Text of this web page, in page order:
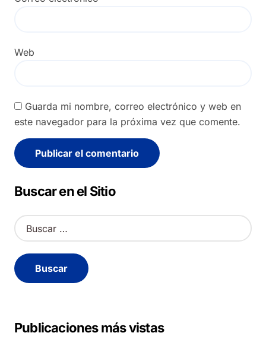
Web
Guarda mi nombre, correo electrónico y web en
este navegador para la próxima vez que comente.
Alternative:
Buscar en el Sitio
B
u
c
a
Publicaciones más vistas